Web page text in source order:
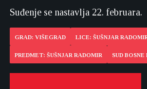
Suđenje se nastavlja 22. februara.
GRAD: VIŠEGRAD LICE: ŠUŠNJAR
PREDMET: ŠUŠNJAR RADOMIR SUD